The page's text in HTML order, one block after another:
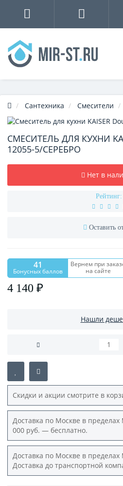
Сантехника Смесители
СМЕСИТЕЛЬ ДЛЯ КУХНИ
12055-5/СЕРЕБРО
Нет в
Рейтинг:
Оставить
41
Бонусных баллов
Вернем при
на сайте
4 140 ₽
Нашли
Скидки и акции смотрите в
Доставка по Москве в
000 руб. — бесплатно.
Доставка по Москве в
Доставка до транспортной